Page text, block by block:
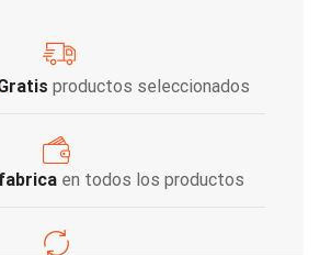
productos seleccionados
en todos los productos